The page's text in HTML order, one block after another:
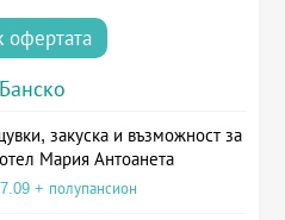
офертата
Банско
закуска и възможност за
Мария Антоанета
+ полупансион